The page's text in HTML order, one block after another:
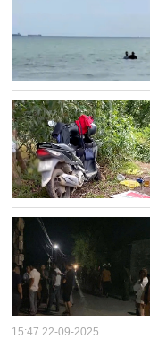
15:47 22-09-2025